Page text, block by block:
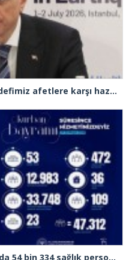
Sağlık Bakanı Memişoğlu: “Hedefimiz afetlere karşı hazırlıklı, dirençli ve sürdürülebilir bir sağlık sistemi inşa etmek”
İstanbul’da Kurban Bayramı’nda 54 bin 334 sağlık personeli görev yapacak